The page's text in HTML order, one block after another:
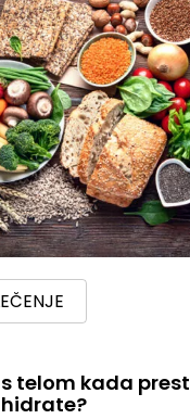
telom kada